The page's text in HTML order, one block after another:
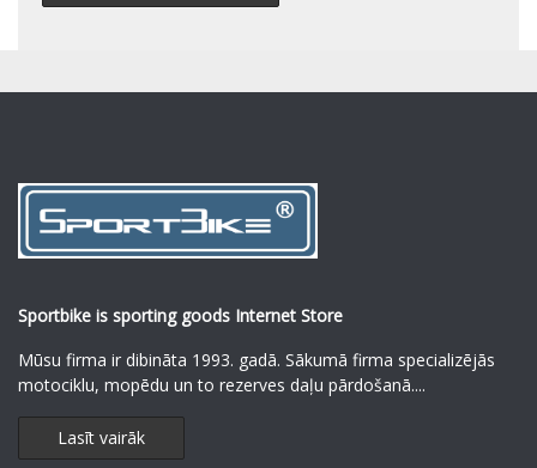
Sportbike is sporting goods Internet Store
Mūsu firma ir dibināta 1993. gadā. Sākumā firma specializējās
motociklu, mopēdu un to rezerves daļu pārdošanā....
Lasīt vairāk